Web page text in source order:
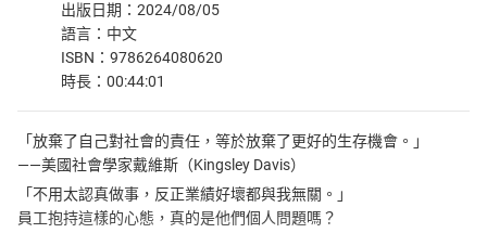
出版日期：2024/08/05
語言：中文
ISBN：9786264080620
時長：00:44:01
「放棄了自己對社會的責任，等於放棄了更好的生存機會。」
——美國社會學家戴維斯（Kingsley Davis）
「不用太認真做事，反正業績好壞都與我無關。」
員工抱持這樣的心態，真的是他們個人問題嗎？